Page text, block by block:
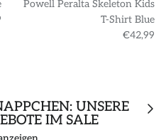
Powell Peralta Skeleton Kids
T-Shirt Blue
€42,99
UNSERE
IM SALE